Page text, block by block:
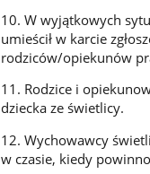
10. W wyjątkowych
umieścił w karcie
rodziców/opiekunów
11. Rodzice i
dziecka ze świetlicy.
12. Wychowawcy
w czasie, kiedy